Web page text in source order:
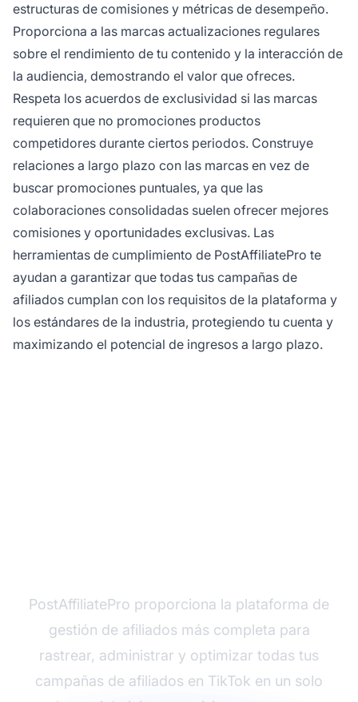
estructuras de comisiones y métricas de desempeño.
Proporciona a las marcas actualizaciones regulares
sobre el rendimiento de tu contenido y la interacción de
la audiencia, demostrando el valor que ofreces.
Respeta los acuerdos de exclusividad si las marcas
requieren que no promociones productos
competidores durante ciertos periodos. Construye
relaciones a largo plazo con las marcas en vez de
buscar promociones puntuales, ya que las
colaboraciones consolidadas suelen ofrecer mejores
comisiones y oportunidades exclusivas. Las
herramientas de cumplimiento de PostAffiliatePro te
ayudan a garantizar que todas tus campañas de
afiliados cumplan con los requisitos de la plataforma y
los estándares de la industria, protegiendo tu cuenta y
maximizando el potencial de ingresos a largo plazo.
PostAffiliatePro proporciona la plataforma de
gestión de afiliados más completa para
rastrear, administrar y optimizar todas tus
campañas de afiliados en TikTok en un solo